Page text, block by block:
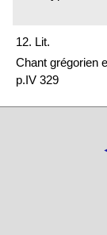
12. Lit.
Chant grégorien
p.IV 329